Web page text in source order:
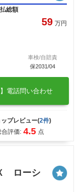
総額
59 万円
車検/自賠責
保2031/04
】電話問い合わせ
ップレビュー(2件)
合評価: 4.5 点
ローシ